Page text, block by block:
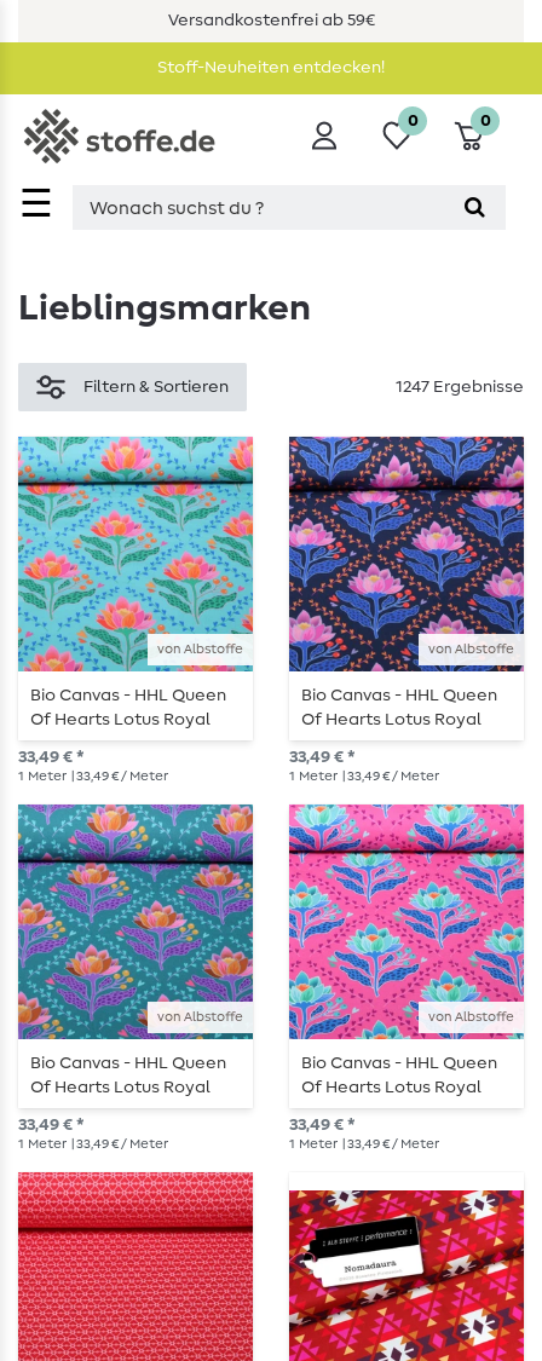
Versandkostenfrei ab 59€
Stoff-Neuheiten entdecken!
☰
0 0
Lieblingsmarken
Filtern & Sortieren 1247 Ergebnisse
von Albstoffe
Bio Canvas - HHL Queen
Of Hearts Lotus Royal
Türkis
33,49 € *
1 Meter | 33,49 € / Meter
von Albstoffe
Bio Canvas - HHL Queen
Of Hearts Lotus Royal
Navy
33,49 € *
1 Meter | 33,49 € / Meter
von Albstoffe
Bio Canvas - HHL Queen
Of Hearts Lotus Royal
Petrol
33,49 € *
1 Meter | 33,49 € / Meter
von Albstoffe
Bio Canvas - HHL Queen
Of Hearts Lotus Royal
Pink
33,49 € *
1 Meter | 33,49 € / Meter